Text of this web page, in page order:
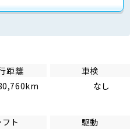
距離
車検
なし
フト
駆動